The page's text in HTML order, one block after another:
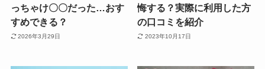
っちゃけ〇〇だった…おす
すめできる？
2026年3月29日
悔する？実際に利用した方
の口コミを紹介
2023年10月17日